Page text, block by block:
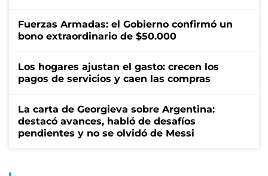
Fuerzas Armadas: el Gobierno confirmó un
bono extraordinario de $50.000
Los hogares ajustan el gasto: crecen los
pagos de servicios y caen las compras
La carta de Georgieva sobre Argentina:
destacó avances, habló de desafíos
pendientes y no se olvidó de Messi